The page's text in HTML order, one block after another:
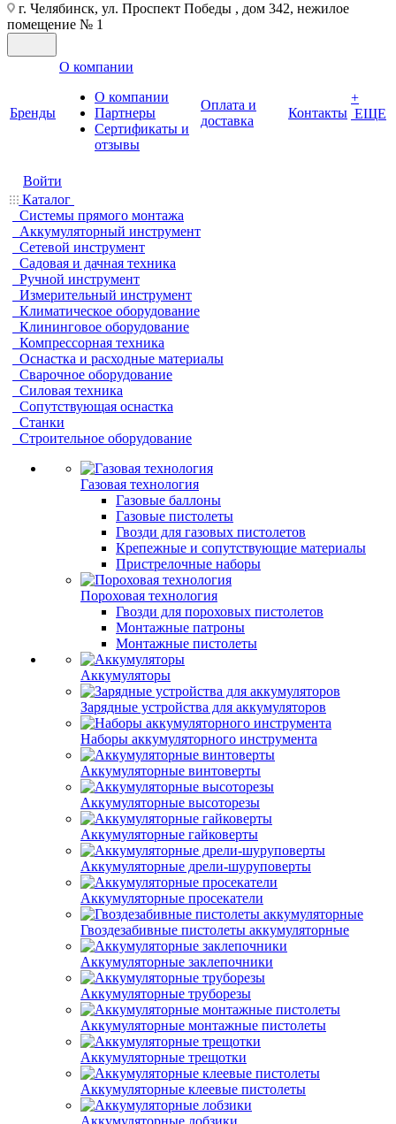
г. Челябинск, ул. Проспект Победы , дом 342, нежилое
помещение № 1
Бренды
О компании
О компании
Партнеры
Cертификаты и
отзывы
Оплата и
доставка
Контакты
+
ЕЩЕ
Войти
Каталог
Системы прямого монтажа
Аккумуляторный инструмент
Сетевой инструмент
Садовая и дачная техника
Ручной инструмент
Измерительный инструмент
Климатическое оборудование
Клининговое оборудование
Компрессорная техника
Оснастка и расходные материалы
Сварочное оборудование
Силовая техника
Сопутствующая оснастка
Станки
Строительное оборудование
Газовая технология
Газовые баллоны
Газовые пистолеты
Гвозди для газовых пистолетов
Крепежные и сопутствующие материалы
Пристрелочные наборы
Пороховая технология
Гвозди для пороховых пистолетов
Монтажные патроны
Монтажные пистолеты
Аккумуляторы
Зарядные устройства для аккумуляторов
Наборы аккумуляторного инструмента
Аккумуляторные винтоверты
Аккумуляторные высоторезы
Аккумуляторные гайковерты
Аккумуляторные дрели-шуруповерты
Аккумуляторные просекатели
Гвоздезабивные пистолеты аккумуляторные
Аккумуляторные заклепочники
Аккумуляторные труборезы
Аккумуляторные монтажные пистолеты
Аккумуляторные трещотки
Аккумуляторные клеевые пистолеты
Аккумуляторные лобзики